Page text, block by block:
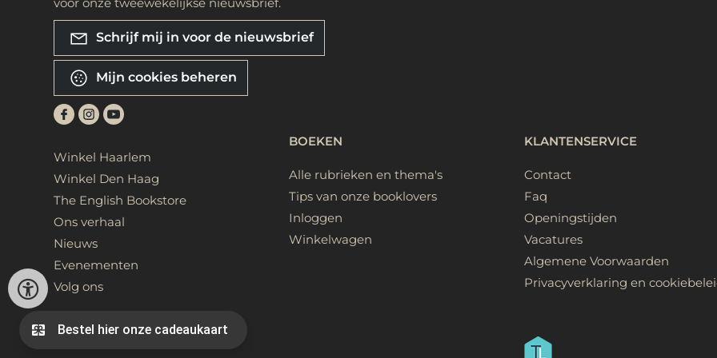
Schrijf mij in voor de nieuwsbrief
Mijn cookies beheren
Winkel Haarlem
Winkel Den Haag
The English Bookstore
Ons verhaal
Nieuws
Evenementen
Volg ons
BOEKEN
Alle rubrieken en thema's
Tips van onze booklovers
Inloggen
Winkelwagen
KLANTENSERVICE
Contact
Faq
Openingstijden
Vacatures
Algemene Voorwaarden
Privacyverklaring en